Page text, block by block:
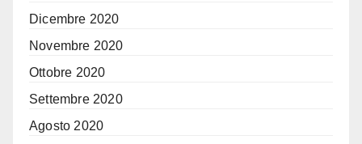
Dicembre 2020
Novembre 2020
Ottobre 2020
Settembre 2020
Agosto 2020